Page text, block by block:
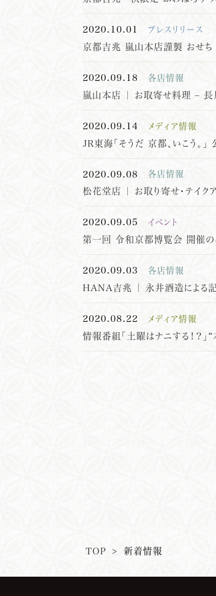
2020.10.01 プレスリリース
京都吉兆 嵐山本店謹製 おせ
2020.09.18 各店情報
嵐山本店 ｜ お取寄せ料理 – 長
2020.09.14 メディア情報
JR東海「そうだ 京都、いこう。
2020.09.08 各店情報
松花堂店 ｜ お取り寄せ・テイ
2020.09.05 イベント
第一回 令和京都博覧会 開催の
2020.09.03 各店情報
HANA吉兆 ｜ 永井酒造による
2020.08.22 メディア情報
情報番組「土曜はナニする！？
TOP > 新着情報